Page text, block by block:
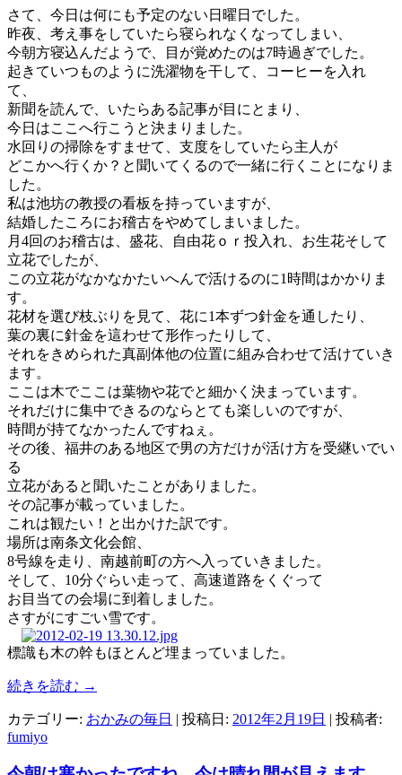
さて、今日は何にも予定のない日曜日でした。
昨夜、考え事をしていたら寝られなくなってしまい、
今朝方寝込んだようで、目が覚めたのは7時過ぎでした。
起きていつものように洗濯物を干して、コーヒーを入れ
て、
新聞を読んで、いたらある記事が目にとまり、
今日はここへ行こうと決まりました。
水回りの掃除をすませて、支度をしていたら主人が
どこかへ行くか？と聞いてくるので一緒に行くことになりま
した。
私は池坊の教授の看板を持っていますが、
結婚したころにお稽古をやめてしまいました。
月4回のお稽古は、盛花、自由花ｏｒ投入れ、お生花そして
立花でしたが、
この立花がなかなかたいへんで活けるのに1時間はかかりま
す。
花材を選び枝ぶりを見て、花に1本ずつ針金を通したり、
葉の裏に針金を這わせて形作ったりして、
それをきめられた真副体他の位置に組み合わせて活けていき
ます。
ここは木でここは葉物や花でと細かく決まっています。
それだけに集中できるのならとても楽しいのですが、
時間が持てなかったんですねぇ。
その後、福井のある地区で男の方だけが活け方を受継いでい
る
立花があると聞いたことがありました。
その記事が載っていました。
これは観たい！と出かけた訳です。
場所は南条文化会館、
8号線を走り、南越前町の方へ入っていきました。
そして、10分ぐらい走って、高速道路をくぐって
お目当ての会場に到着しました。
さすがにすごい雪です。
標識も木の幹もほとんど埋まっていました。
続きを読む →
カテゴリー: おかみの毎日 | 投稿日: 2012年2月19日 | 投稿者:
fumiyo